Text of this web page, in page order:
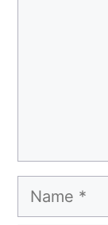
Name